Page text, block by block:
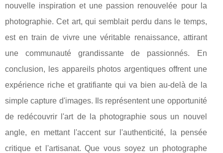
nouvelle inspiration et une passion renouvelée pour la
photographie. Cet art, qui semblait perdu dans le temps,
est en train de vivre une véritable renaissance, attirant
une communauté grandissante de passionnés. En
conclusion, les appareils photos argentiques offrent une
expérience riche et gratifiante qui va bien au-delà de la
simple capture d'images. Ils représentent une opportunité
de redécouvrir l'art de la photographie sous un nouvel
angle, en mettant l'accent sur l'authenticité, la pensée
critique et l'artisanat. Que vous soyez un photographe